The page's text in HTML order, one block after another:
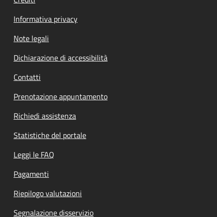
Informativa privacy
Note legali
Dichiarazione di accessibilità
Contatti
Prenotazione appuntamento
Richiedi assistenza
Statistiche del portale
Leggi le FAQ
Pagamenti
Riepilogo valutazioni
Segnalazione disservizio